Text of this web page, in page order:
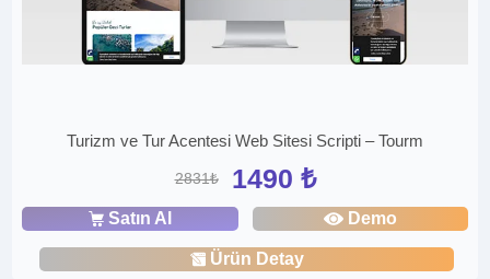
Turizm ve Tur Acentesi Web Sitesi Scripti – Tourm
2831₺ 1490 ₺
Satın Al Demo
Ürün Detay